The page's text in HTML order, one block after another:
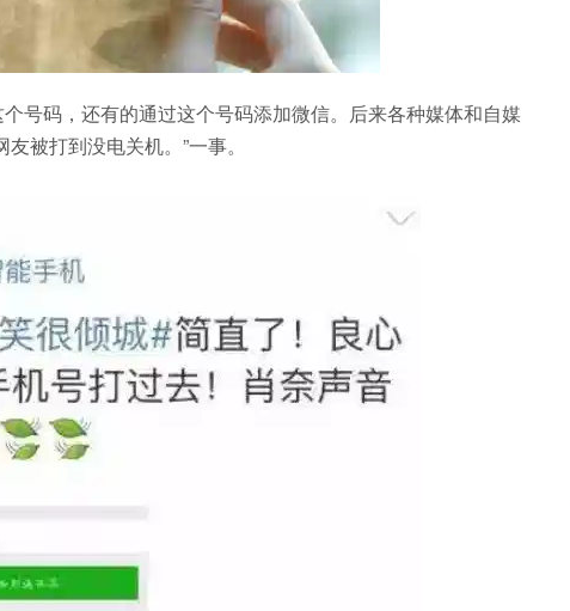
号码，还有的通过这个号码添加微信。后来各种媒体和自媒
被打到没电关机。”一事。